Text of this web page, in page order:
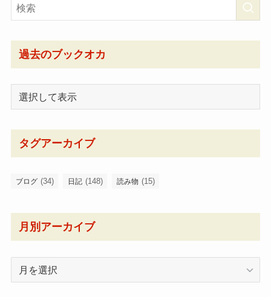
過去のブックオカ
タグアーカイブ
ブログ (34) 日記 (148) 読み物 (15)
月別アーカイブ